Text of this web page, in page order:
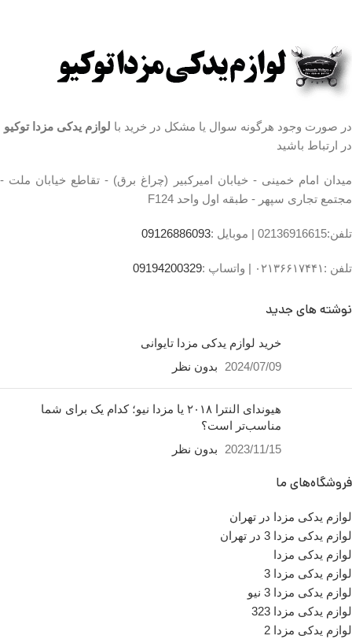
۰۹۱۹۴۲۰۰۳۲۹
مشخصات طبق جلو مزدا ۳
محل نصب:جلوبندی
کشور سازنده:تایوان
تعداد در بسته بندی:1 عدد
۰۹۱۹۴۲۰۰۳۲۹
مشخصات رینگ مزدا
سایز در صورت وجود هرگونه سوال یا مشکل در خرید با لوازم یدکی مزدا توکیو
در ارتباط باشید
میدان امام خمینی - خیابان امیرکبیر (چراغ برق) - تقاطع خیابان ملت -
مجتمع تجاری سپهر - طبقه اول واحد F124
تلفن:02136916615 | موبایل :09126886093
تلفن :۰۲۱۳۶۶۱۷۴۴۱ | واتساپ :09194200329
نوشته های جدید
خرید لوازم یدکی مزدا تایوانی
2024/07/09
بدون نظر
هیوندای النترا ۲۰۱۸ یا مزدا نیو؛
لوازم یدکی مزدا در تهران
لوازم یدکی مزدا 3 در تهران
لوازم یدکی مزدا
لوازم یدکی مزدا 3
لوازم یدکی مزدا 3 نیو
لوازم یدکی مزدا 323